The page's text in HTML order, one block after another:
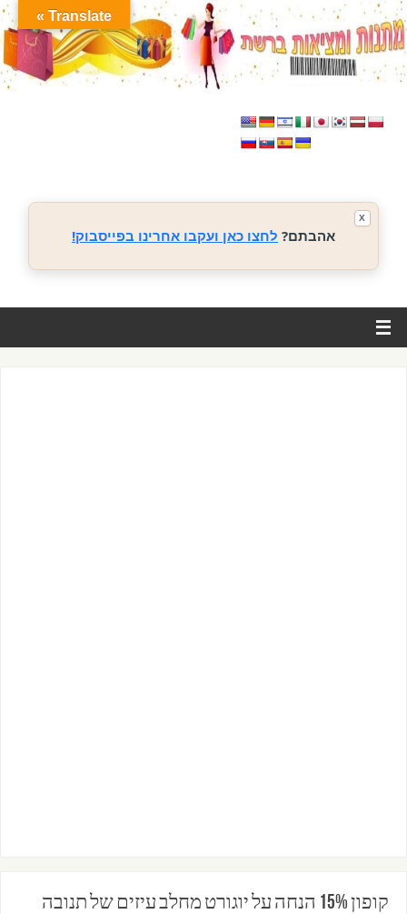
אהבתם? לחצו כאן ועקבו אחרינו בפייסבוק!
X
קופון 15% הנחה על יוגורט מחלב עיזים של תנובה
Translate »